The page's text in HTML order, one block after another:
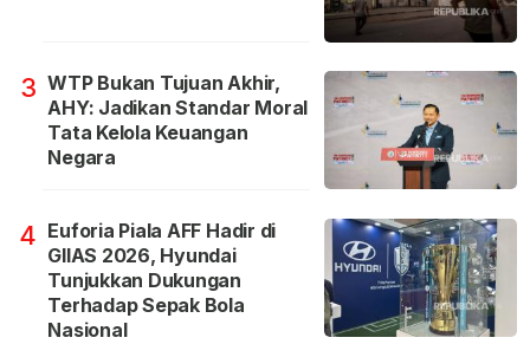
3 WTP Bukan Tujuan Akhir,
AHY: Jadikan Standar Moral
Tata Kelola Keuangan
Negara
4 Euforia Piala AFF Hadir di
GIIAS 2026, Hyundai
Tunjukkan Dukungan
Terhadap Sepak Bola
Nasional